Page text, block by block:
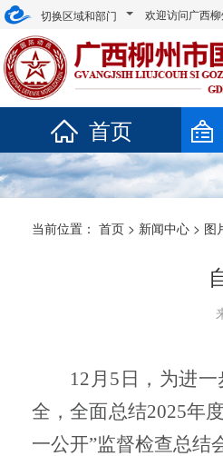
切换区域和部门 欢迎访问广西
首页
当前位置： 首页 > 新闻中心 > 图
12月5日，为进
全，全面总结2025年
一公开”监督检查总结